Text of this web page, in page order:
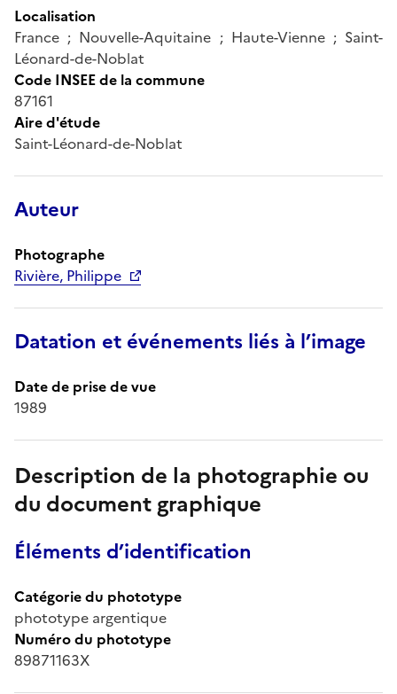
Localisation
France ; Nouvelle-Aquitaine ; Haute-Vienne ; Saint-
Léonard-de-Noblat
Code INSEE de la commune
87161
Aire d'étude
Saint-Léonard-de-Noblat
Auteur
Photographe
Rivière, Philippe
Datation et événements liés à l’image
Date de prise de vue
1989
Description de la photographie ou
du document graphique
Éléments d’identification
Catégorie du phototype
phototype argentique
Numéro du phototype
89871163X